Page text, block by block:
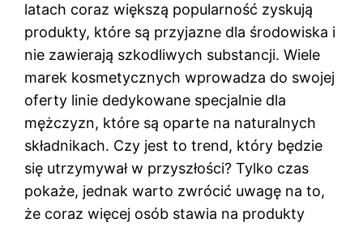
latach coraz większą popularność zyskują
produkty, które są przyjazne dla środowiska i
nie zawierają szkodliwych substancji. Wiele
marek kosmetycznych wprowadza do swojej
oferty linie dedykowane specjalnie dla
mężczyzn, które są oparte na naturalnych
składnikach. Czy jest to trend, który będzie
się utrzymywał w przyszłości? Tylko czas
pokaże, jednak warto zwrócić uwagę na to,
że coraz więcej osób stawia na produkty